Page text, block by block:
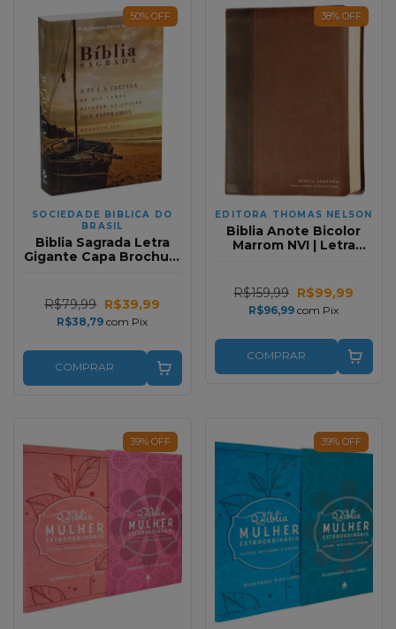
50% OFF
SOCIEDADE BIBLICA DO
BRASIL
Biblia Sagrada Letra
Gigante Capa Brochura
R$79,99 R$39,99
R$38,79com Pix
COMPRAR
38% OFF
EDITORA THOMAS NELSON
Biblia Anote Bicolor
Marrom NVI | Letra
R$159,99 R$99,99
R$96,99com Pix
COMPRAR
39% OFF 39% OFF